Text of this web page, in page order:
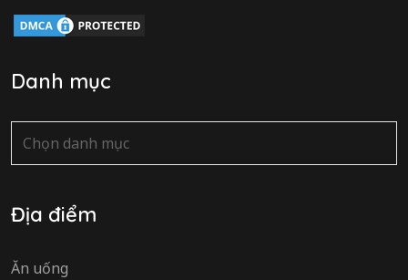
Danh mục
Danh
mục
Địa điểm
Ăn uống